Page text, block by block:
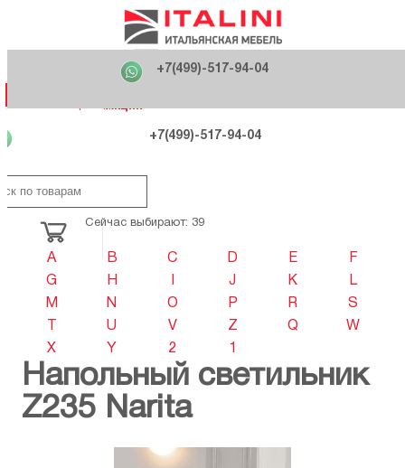
+7(499)-517-94-04
Фабрики
Распродажа
Как купить
О компании
Акция
+7(499)-517-94-04
121170 , г. Москва,
ул. Кутузовский проспект, д. 36 стр.3
+7(499)-517-94-04
Сейчас выбирают: 39
A B C D E
F
G
H J K
L
M
N O P R
S
U V Z Q
W
X
Y 2 1
Напольный светильник
Z235 Narita